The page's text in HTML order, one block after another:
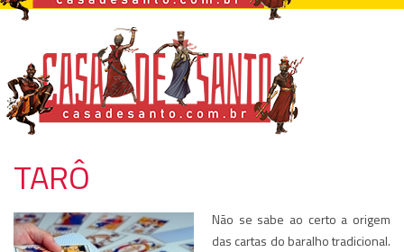
TARÔ
Não se sabe ao certo a origem
das cartas do baralho tradicional.